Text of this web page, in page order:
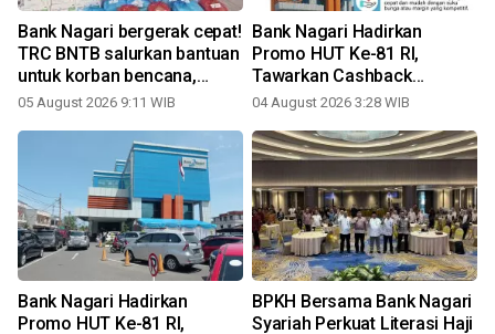
Bank Nagari bergerak cepat!
TRC BNTB salurkan bantuan
untuk korban bencana,
wujud nyata kepedulian
05 August 2026 9:11 WIB
Bank Nagari Hadirkan
Promo HUT Ke-81 RI,
Tawarkan Cashback
Pinjaman bagi ASN hingga
04 August 2026 3:28 WIB
Bank Nagari Hadirkan
Promo HUT Ke-81 RI,
BPKH Bersama Bank Nagari
Syariah Perkuat Literasi Haji